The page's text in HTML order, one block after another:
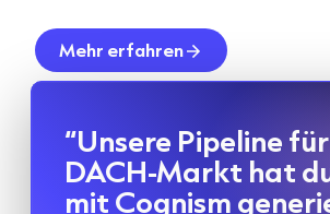
Mehr erfahren
“Unsere Pipeline
DACH-Markt hat
mit Cognism